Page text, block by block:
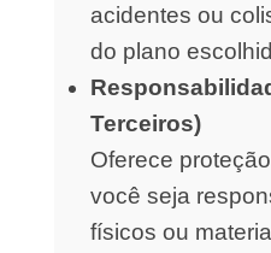
acidentes ou
do plano
Terceiros)
Oferece
você seja
físicos ou